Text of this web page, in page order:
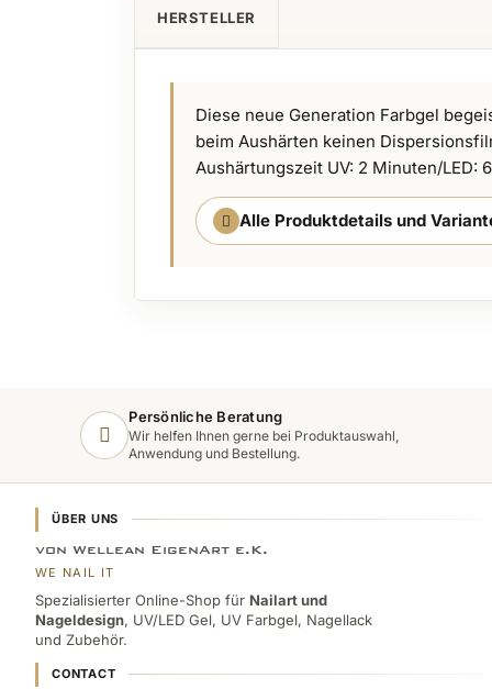
Diese neue Generation Farbgel
beim Aushärten keinen
Aushärtungszeit UV: 2 Minuten/LED:
Alle Produktdetails und
HERSTELLER
Persönliche Beratung
Wir helfen Ihnen gerne bei Produktauswahl,
Anwendung und Bestellung.
ÜBER UNS
von Wellean EigenArt e.K.
WE NAIL IT
Spezialisierter Online-Shop für Nailart und
Nageldesign, UV/LED Gel, UV Farbgel, Nagellack
und Zubehör.
CONTACT